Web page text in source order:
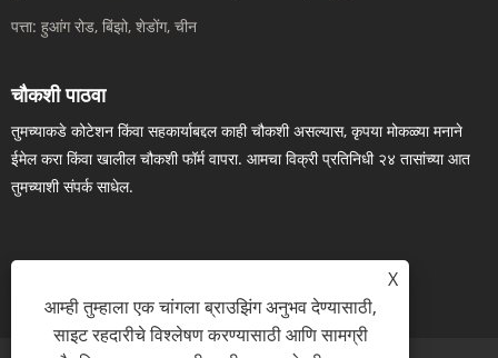
पत्ता: हुआंग रोड, बिंझो, शेडोंग, चीन
चौकशी पाठवा
तुमच्याकडे कोटेशन किंवा सहकार्याबद्दल काही चौकशी असल्यास, कृपया मोकळ्या मनाने
ईमेल करा किंवा खालील चौकशी फॉर्म वापरा. आमचा विक्री प्रतिनिधी २४ तासांच्या आत
तुमच्याशी संपर्क साधेल.
X
आम्ही तुम्हाला एक चांगला ब्राउझिंग अनुभव देण्यासाठी,
साइट रहदारीचे विश्लेषण करण्यासाठी आणि सामग्री